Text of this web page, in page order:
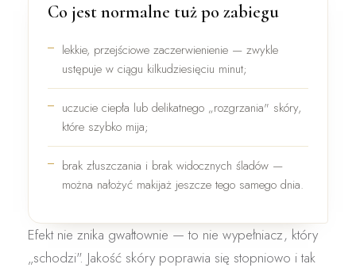
Co jest normalne tuż po zabiegu
lekkie, przejściowe zaczerwienienie— zwykle
ustępuje w ciągu kilkudziesięciu minut;
uczucie ciepła lub delikatnego „rozgrzania" skóry,
które szybko mija;
brak złuszczania i brak widocznych śladów —
można nałożyć makijaż jeszcze tego samego dnia.
Efekt nie znika gwałtownie — to nie wypełniacz, który
„schodzi". Jakość skóry poprawia się stopniowo i tak